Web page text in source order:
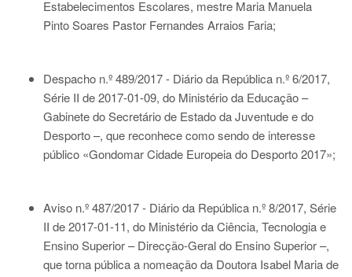
Estabelecimentos Escolares, mestre Maria Manuela
Pinto Soares Pastor Fernandes Arraios Faria;
Despacho n.º 489/2017 - Diário da República n.º 6/2017,
Série II de 2017-01-09, do Ministério da Educação –
Gabinete do Secretário de Estado da Juventude e do
Desporto –, que reconhece como sendo de interesse
público «Gondomar Cidade Europeia do Desporto 2017»;
Aviso n.º 487/2017 - Diário da República n.º 8/2017, Série
II de 2017-01-11, do Ministério da Ciência, Tecnologia e
Ensino Superior – Direcção-Geral do Ensino Superior –,
que torna pública a nomeação da Doutora Isabel Maria de